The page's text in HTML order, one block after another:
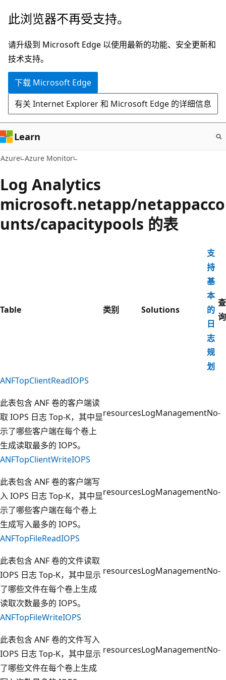
跳
主
要
内
此浏览器不再受支持。
请升级到 Microsoft Edge 以使用最新的功能、安全更新和
技术支持。
下载 Microsoft Edge
有关 Internet Explorer 和 Microsoft Edge 的详细信息
Learn
Azure Azure Monitor
Log Analytics
microsoft.netapp/netappacco
unts/capacitypools 的表
Table 类别 Solutions
支
持
基
本
的
日
志
规
划
查
询
ANFTopClientReadIOPS
此表包含 ANF 卷的客户端读
取 IOPS 日志 Top-K，其中显
示了哪些客户端在每个卷上
生成读取最多的 IOPS。
resourcesLogManagementNo-
ANFTopClientWriteIOPS
此表包含 ANF 卷的客户端写
入 IOPS 日志 Top-K，其中显
示了哪些客户端在每个卷上
生成写入最多的 IOPS。
resourcesLogManagementNo-
ANFTopFileReadIOPS
此表包含 ANF 卷的文件读取
IOPS 日志 Top-K，其中显示
了哪些文件在每个卷上生成
读取次数最多的 IOPS。
resourcesLogManagementNo-
ANFTopFileWriteIOPS
此表包含 ANF 卷的文件写入
IOPS 日志 Top-K，其中显示
了哪些文件在每个卷上生成
resourcesLogManagementNo-